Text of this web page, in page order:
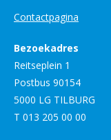
Contactpagina
Bezoekadres
Reitseplein 1
Postbus 90154
5000 LG TILBURG
T 013 205 00 00